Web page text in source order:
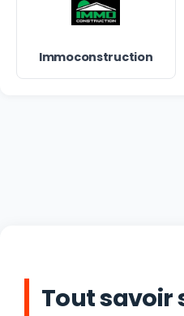
Immoconstruction
Tout savoir